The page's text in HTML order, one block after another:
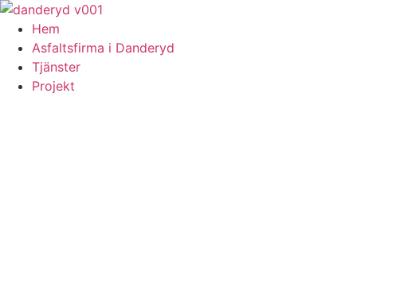
Skip
content
Hem
Asfaltsfirma i Danderyd
Tjänster
Projekt